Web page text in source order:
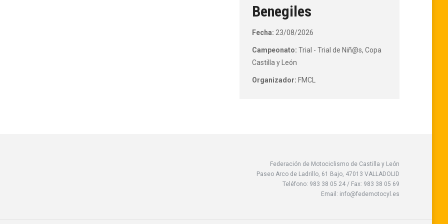
Benegiles
Fecha: 23/08/2026
Campeonato: Trial - Trial de Niñ@s, Copa
Castilla y León
Organizador: FMCL
Federación de Motociclismo de Castilla y León
Paseo Arco de Ladrillo, 61 Bajo, 47013 VALLADOLID
Teléfono: 983 38 05 24 / Fax: 983 38 05 69
Email: info@fedemotocyl.es